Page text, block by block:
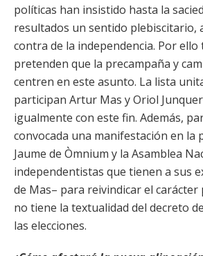
políticas han insistido hasta la
resultados un sentido plebiscitario,
contra de la independencia. Por ello
pretenden que la precampaña y
centren en este asunto. La lista
participan Artur Mas y Oriol
igualmente con este fin. Además,
convocada una manifestación en la
Jaume de Òmnium y la Asamblea
independentistas que tienen a sus
de Mas– para reivindicar el
no tiene la textualidad del decreto
las elecciones.